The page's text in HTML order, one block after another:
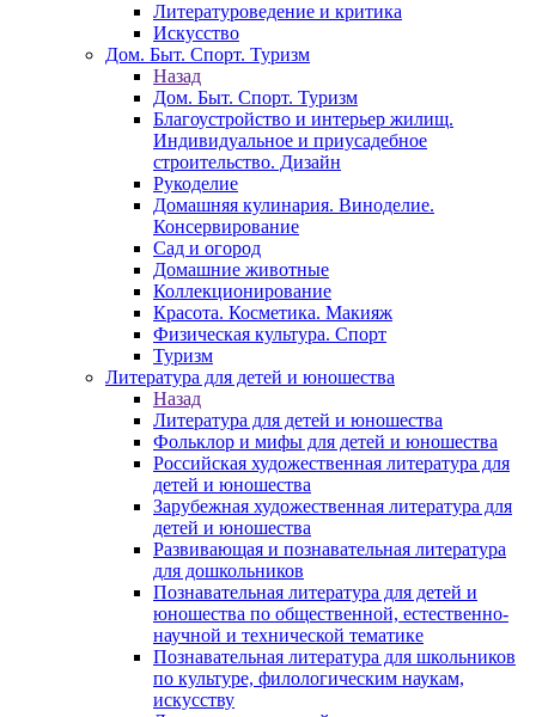
Литературоведение и критика
Искусство
Дом. Быт. Спорт. Туризм
Назад
Дом. Быт. Спорт. Туризм
Благоустройство и интерьер жилищ.
Индивидуальное и приусадебное
строительство. Дизайн
Рукоделие
Домашняя кулинария. Виноделие.
Консервирование
Сад и огород
Домашние животные
Коллекционирование
Красота. Косметика. Макияж
Физическая культура. Спорт
Туризм
Литература для детей и юношества
Назад
Литература для детей и юношества
Фольклор и мифы для детей и юношества
Российская художественная литература для
детей и юношества
Зарубежная художественная литература для
детей и юношества
Развивающая и познавательная литература
для дошкольников
Познавательная литература для детей и
юношества по общественной, естественно-
научной и технической тематике
Познавательная литература для школьников
по культуре, филологическим наукам,
искусству